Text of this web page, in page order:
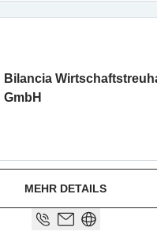
Bilancia
GmbH
MEHR DETAILS